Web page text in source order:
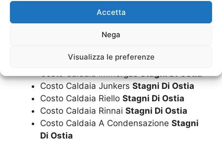
Accetta
Nega
Visualizza le preferenze
Costo CaldaiaStagni Di Ostia
Costo Caldaia AristonStagni Di Ostia
Costo Caldaia Beretta
Costo Caldaia FerroliStagni Di Ostia
Costo Caldaia Junkers Stagni Di Ostia
Costo Caldaia Riello Stagni Di Ostia
Costo Caldaia Rinnai Stagni Di Ostia
Costo Caldaia A Condensazione Stagni
Di Ostia